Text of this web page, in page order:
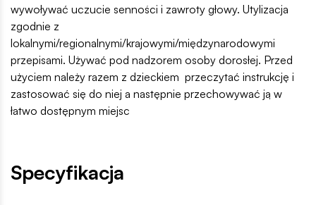
wywoływać uczucie senności i zawroty głowy. Utylizacja
zgodnie z
lokalnymi/regionalnymi/krajowymi/międzynarodowymi
przepisami. Używać pod nadzorem osoby dorosłej. Przed
użyciem należy razem z dzieckiem przeczytać instrukcję i
zastosować się do niej a następnie przechowywać ją w
łatwo dostępnym miejsc
Specyfikacja